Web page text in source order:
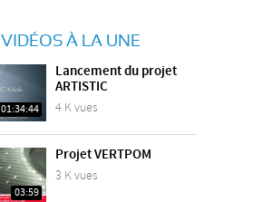
VIDÉOS À LA UNE
01:34:44
Lancement du projet
ARTISTIC
4 K vues
03:59
Projet VERTPOM
3 K vues